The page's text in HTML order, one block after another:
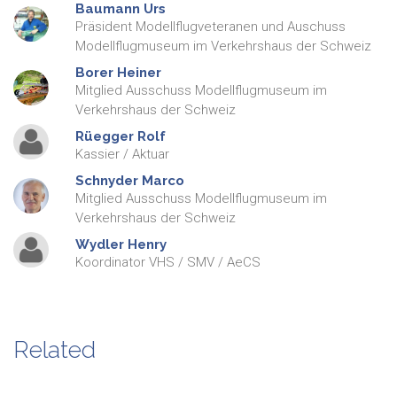
Baumann Urs
Präsident Modellflugveteranen und Auschuss
Modellflugmuseum im Verkehrshaus der Schweiz
Borer Heiner
Mitglied Ausschuss Modellflugmuseum im
Verkehrshaus der Schweiz
Rüegger Rolf
Kassier / Aktuar
Schnyder Marco
Mitglied Ausschuss Modellflugmuseum im
Verkehrshaus der Schweiz
Wydler Henry
Koordinator VHS / SMV / AeCS
Related